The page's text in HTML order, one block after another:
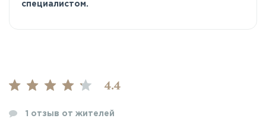
4.4
1 отзыв от жителей
специалистом.